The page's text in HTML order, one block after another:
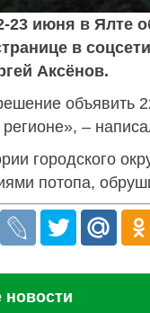
23 июня в Ялте
в
Аксёнов.
объявить
–
городского
потопа,